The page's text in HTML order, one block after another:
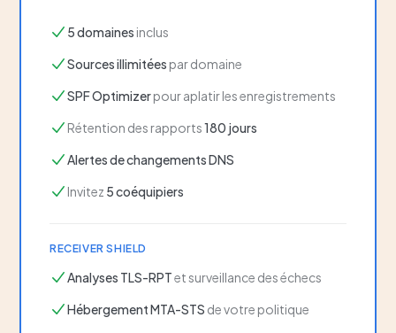
5 domaines inclus
Sources illimitées par domaine
SPF Optimizerpour aplatir les enregistrements
Rétention des rapports180 jours
Alertes de changements DNS
Invitez 5 coéquipiers
RECEIVER SHIELD
Analyses TLS-RPTet surveillance des échecs
Hébergement MTA-STS de votre politique